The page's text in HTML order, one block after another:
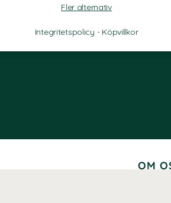
Fler alternativ
Integritetspolicy - Köpvillkor
OM